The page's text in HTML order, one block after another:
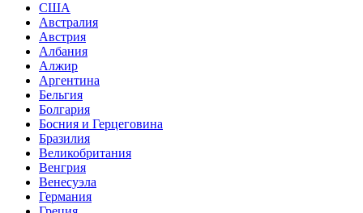
США
Австралия
Австрия
Албания
Алжир
Аргентина
Бельгия
Болгария
Босния и Герцеговина
Бразилия
Великобритания
Венгрия
Венесуэла
Германия